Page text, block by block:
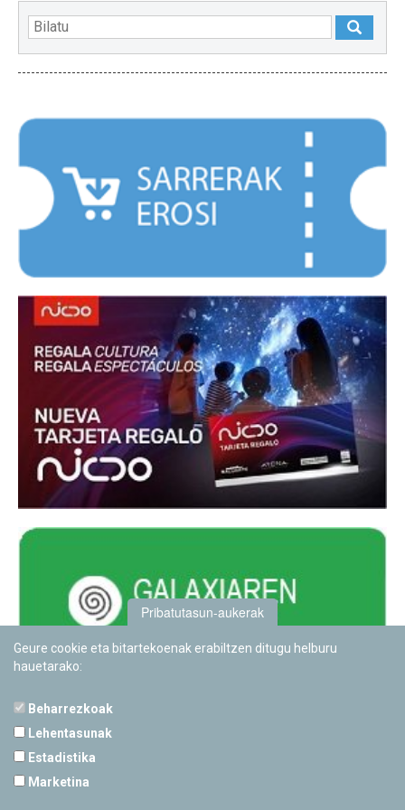
Pribatutasun-aukerak
Geure cookie eta bitartekoenak erabiltzen ditugu helburu
hauetarako:
Beharrezkoak
Lehentasunak
Estadistika
Marketina